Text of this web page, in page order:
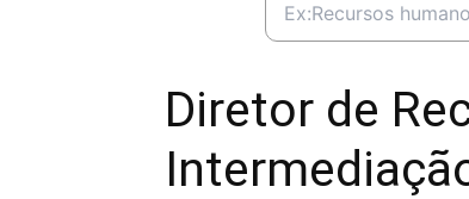
Diretor de